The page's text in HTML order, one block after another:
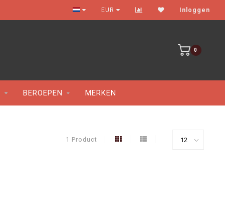
Gratis verzenden vanaf €100
EUR Inloggen
0
BEROEPEN MERKEN
1 Product